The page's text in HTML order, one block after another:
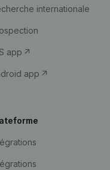
internationale
app
app